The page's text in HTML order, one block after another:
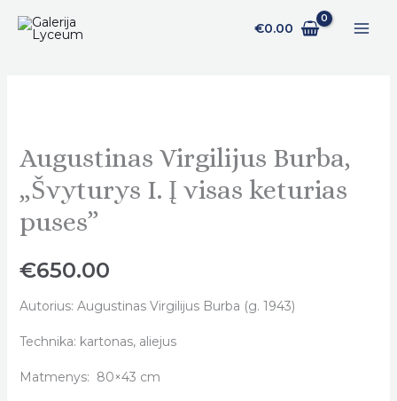
prie
€0.00
Augustinas Virgilijus Burba,
„Švyturys I. Į visas keturias
puses”
€650.00
Autorius: Augustinas Virgilijus Burba (g. 1943)
Technika: kartonas, aliejus
Matmenys: 80×43 cm
Augustinas
Virgilijus
Burba,
„Švyturys
Į
keturias
puses"